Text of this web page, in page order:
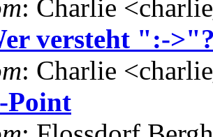
: Charlie
versteht ":-
: Charlie
Point